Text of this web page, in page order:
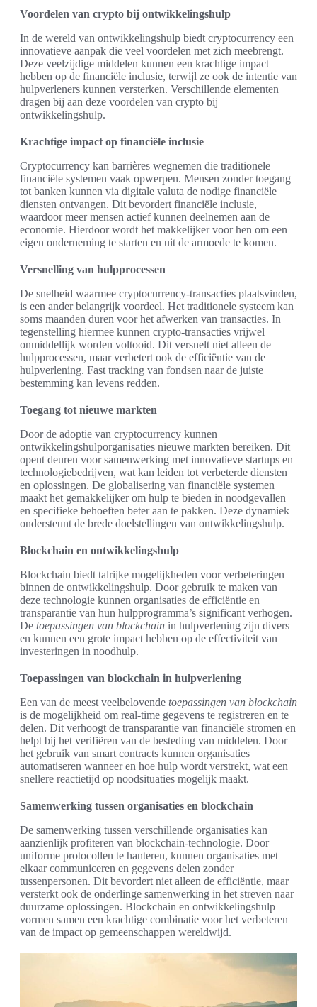
Voordelen van crypto bij ontwikkelingshulp
In de wereld van ontwikkelingshulp biedt cryptocurrency een
innovatieve aanpak die veel voordelen met zich meebrengt.
Deze veelzijdige middelen kunnen een krachtige impact
hebben op de financiële inclusie, terwijl ze ook de intentie van
hulpverleners kunnen versterken. Verschillende elementen
dragen bij aan deze voordelen van crypto bij
ontwikkelingshulp.
Krachtige impact op financiële inclusie
Cryptocurrency kan barrières wegnemen die traditionele
financiële systemen vaak opwerpen. Mensen zonder toegang
tot banken kunnen via digitale valuta de nodige financiële
diensten ontvangen. Dit bevordert financiële inclusie,
waardoor meer mensen actief kunnen deelnemen aan de
economie. Hierdoor wordt het makkelijker voor hen om een
eigen onderneming te starten en uit de armoede te komen.
Versnelling van hulpprocessen
De snelheid waarmee cryptocurrency-transacties plaatsvinden,
is een ander belangrijk voordeel. Het traditionele systeem kan
soms maanden duren voor het afwerken van transacties. In
tegenstelling hiermee kunnen crypto-transacties vrijwel
onmiddellijk worden voltooid. Dit versnelt niet alleen de
hulpprocessen, maar verbetert ook de efficiëntie van de
hulpverlening. Fast tracking van fondsen naar de juiste
bestemming kan levens redden.
Toegang tot nieuwe markten
Door de adoptie van cryptocurrency kunnen
ontwikkelingshulporganisaties nieuwe markten bereiken. Dit
opent deuren voor samenwerking met innovatieve startups en
technologiebedrijven, wat kan leiden tot verbeterde diensten
en oplossingen. De globalisering van financiële systemen
maakt het gemakkelijker om hulp te bieden in noodgevallen
en specifieke behoeften beter aan te pakken. Deze dynamiek
ondersteunt de brede doelstellingen van ontwikkelingshulp.
Blockchain en ontwikkelingshulp
Blockchain biedt talrijke mogelijkheden voor verbeteringen
binnen de ontwikkelingshulp. Door gebruik te maken van
deze technologie kunnen organisaties de efficiëntie en
transparantie van hun hulpprogramma’s significant verhogen.
De toepassingen van blockchain in hulpverlening zijn divers
en kunnen een grote impact hebben op de effectiviteit van
investeringen in noodhulp.
Toepassingen van blockchain in hulpverlening
Een van de meest veelbelovende toepassingen van blockchain
is de mogelijkheid om real-time gegevens te registreren en te
delen. Dit verhoogt de transparantie van financiële stromen en
helpt bij het verifiëren van de besteding van middelen. Door
het gebruik van smart contracts kunnen organisaties
automatiseren wanneer en hoe hulp wordt verstrekt, wat een
snellere reactietijd op noodsituaties mogelijk maakt.
Samenwerking tussen organisaties en blockchain
De samenwerking tussen verschillende organisaties kan
aanzienlijk profiteren van blockchain-technologie. Door
uniforme protocollen te hanteren, kunnen organisaties met
elkaar communiceren en gegevens delen zonder
tussenpersonen. Dit bevordert niet alleen de efficiëntie, maar
versterkt ook de onderlinge samenwerking in het streven naar
duurzame oplossingen. Blockchain en ontwikkelingshulp
vormen samen een krachtige combinatie voor het verbeteren
van de impact op gemeenschappen wereldwijd.